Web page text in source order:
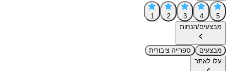
5
4
3
2
1
מבצעים/הנחות
מבצעים
ספרייה ציבורית
עלו לאתר